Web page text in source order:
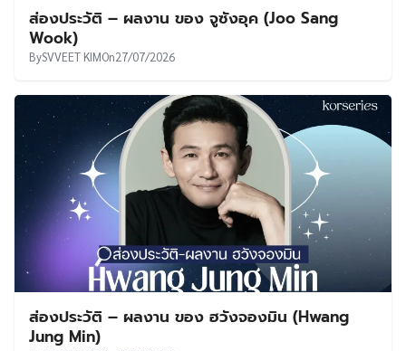
ส่องประวัติ – ผลงาน ของ จูซังอุค (Joo Sang
Wook)
BySVVEET KIMOn27/07/2026
ส่องประวัติ – ผลงาน ของ ฮวังจองมิน (Hwang
Jung Min)